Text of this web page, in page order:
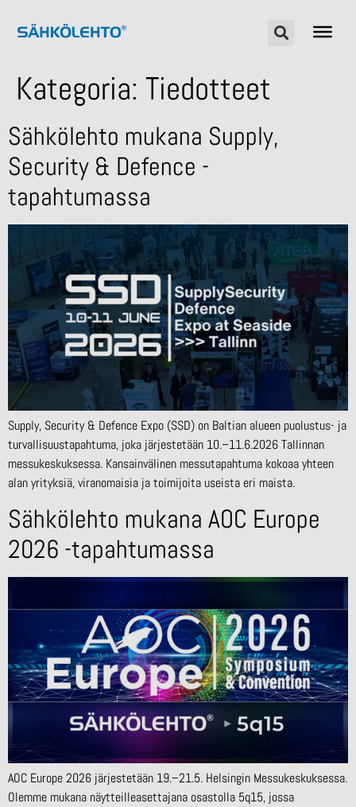
Kategoria: Tiedotteet
Sähkölehto mukana Supply,
Security & Defence -
tapahtumassa
Supply, Security & Defence Expo (SSD) on Baltian alueen puolustus- ja
turvallisuustapahtuma, joka järjestetään 10.–11.6.2026 Tallinnan
messukeskuksessa. Kansainvälinen messutapahtuma kokoaa yhteen
alan yrityksiä, viranomaisia ja toimijoita useista eri maista.
Sähkölehto mukana AOC Europe
2026 -tapahtumassa
AOC Europe 2026 järjestetään 19.–21.5. Helsingin Messukeskuksessa.
Olemme mukana näytteilleasettajana osastolla 5q15, jossa